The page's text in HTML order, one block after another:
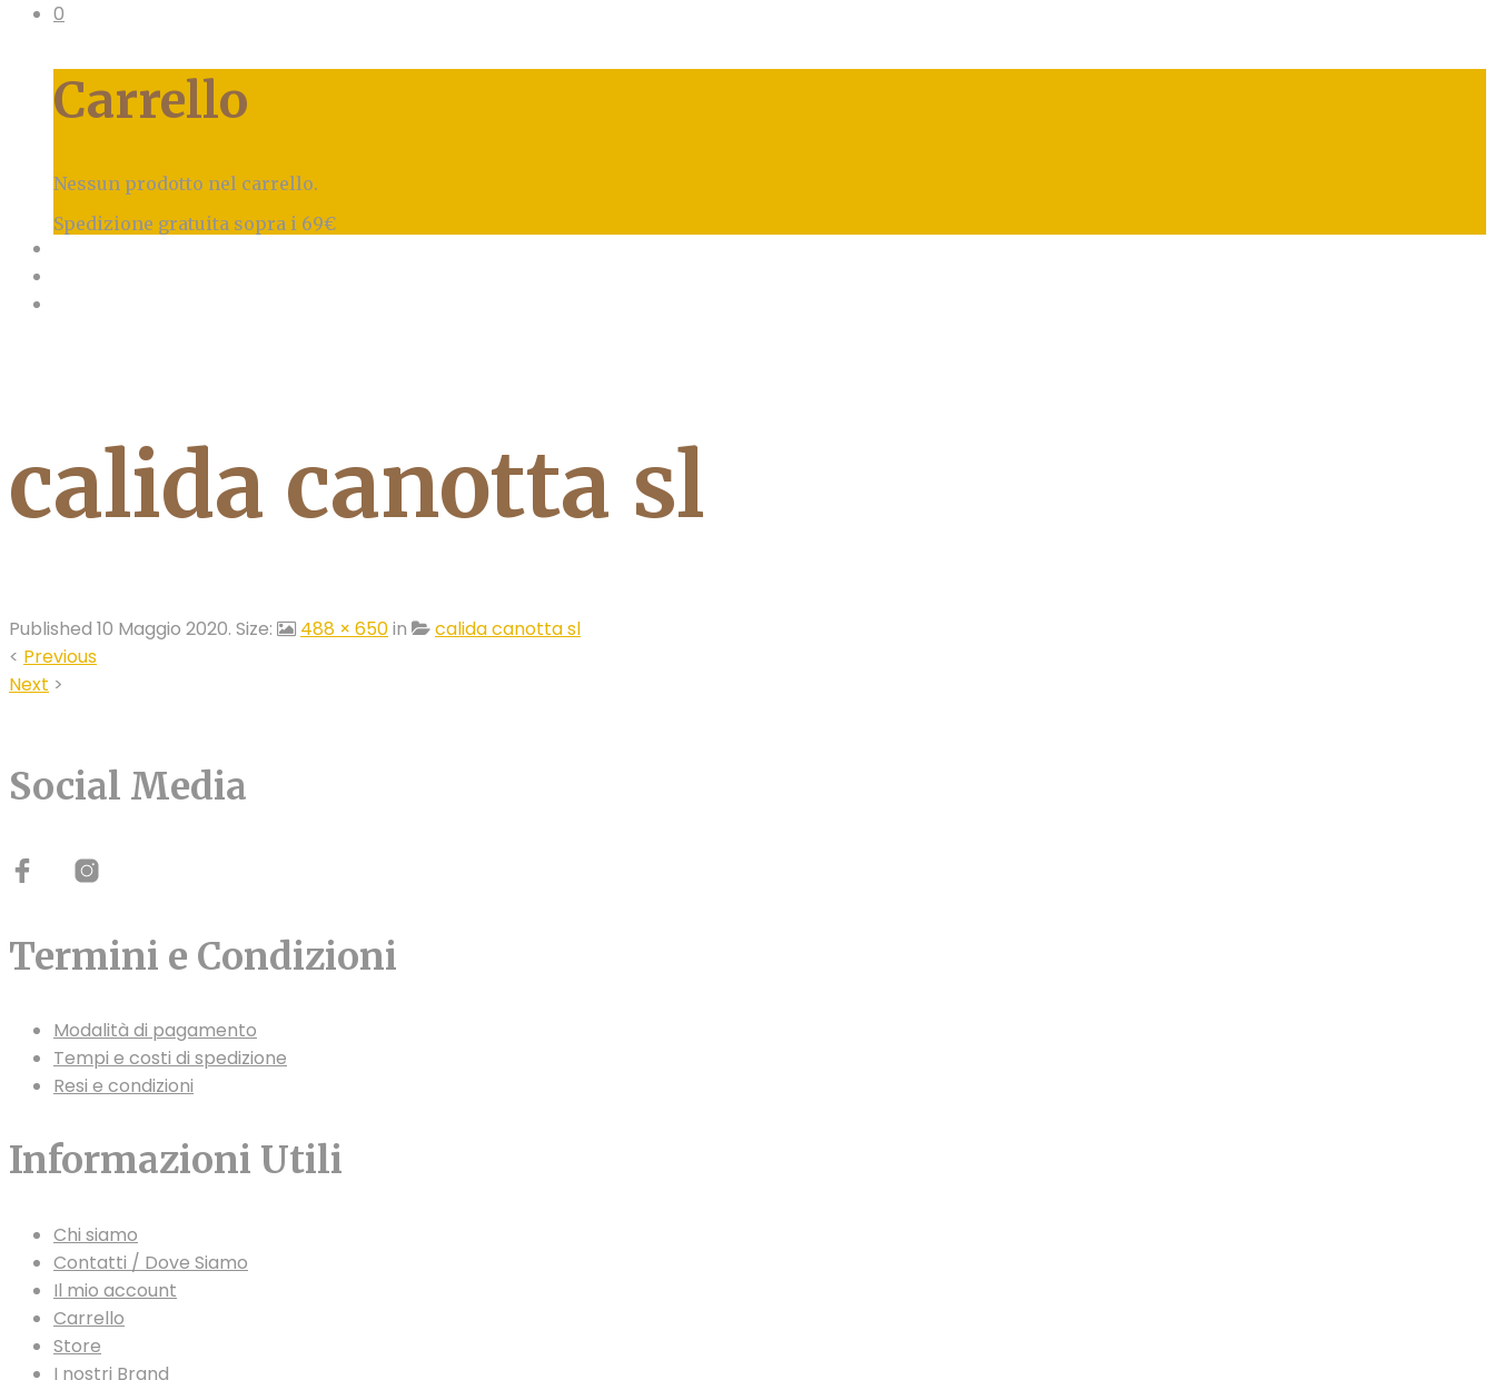
0
Carrello
Nessun prodotto nel carrello.
Spedizione gratuita sopra i 69€
calida canotta sl
Published 10 Maggio 2020. Size: 488 × 650in
calida canotta sl
< Previous
Next >
Social Media
Termini e Condizioni
Modalità di pagamento
Tempi e costi di spedizione
Resi e condizioni
Informazioni Utili
Chi siamo
Contatti / Dove Siamo
Il mio account
Carrello
Store
I nostri Brand